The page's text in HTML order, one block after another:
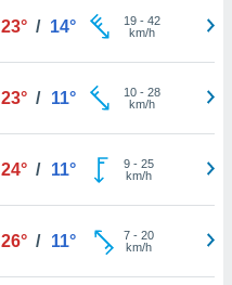
23° / 14° 19- 42
km/h
23° / 11° 10- 28
km/h
24° / 11° 9- 25
km/h
26° / 11° 7- 20
km/h